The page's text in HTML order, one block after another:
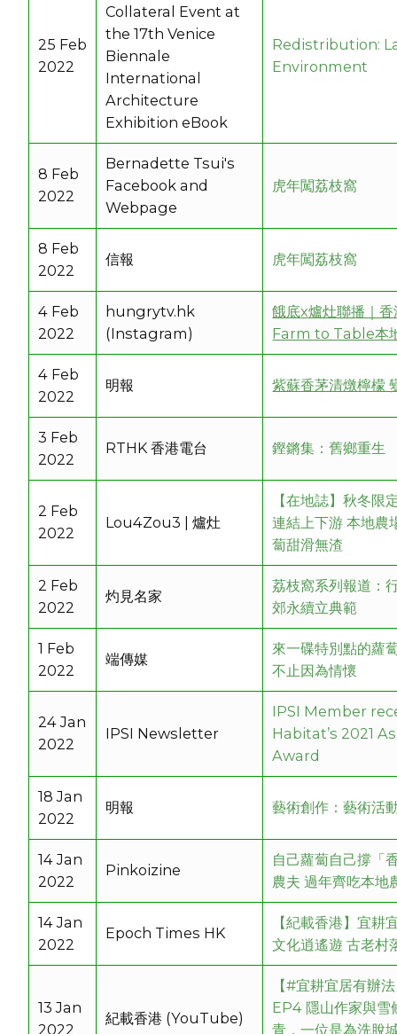
25 Feb
2022
Collateral Event at
the 17th Venice
Biennale
International
Architecture
Exhibition eBook
Redistribution:
Environment
8 Feb
2022
Bernadette Tsui's
Facebook and
Webpage
虎年闖荔枝窩
8 Feb
2022
信報 虎年闖荔枝窩
4 Feb
2022
hungrytv.hk
(Instagram)
餓底x爐灶聯播｜
Farm to Table本
4 Feb
2022
明報 紫蘇香茅清燉檸檬
3 Feb
2022
RTHK 香港電台 鏗鏘集：舊鄉重生
2 Feb
2022
Lou4Zou3 | 爐灶
【在地誌】秋冬限
連結上下游 本地農
蔔甜滑無渣
2 Feb
2022
灼見名家
荔枝窩系列報道：
郊永續立典範
1 Feb
2022
端傳媒
來一碟特別點的蘿
不止因為情懷
24 Jan
2022
IPSI Newsletter
IPSI Member
Habitat’s 2021
Award
18 Jan
2022
明報 藝術創作：藝術活
14 Jan
2022
Pinkoizine
自己蘿蔔自己撐「
農夫 過年齊吃本地
14 Jan
2022
Epoch Times HK
【紀載香港】宜耕
文化逍遙遊 古老村
13 Jan
2022
紀載香港 (YouTube)
【#宜耕宜居有辦
EP4 隱山作家與雪
青，一位是為洗脫